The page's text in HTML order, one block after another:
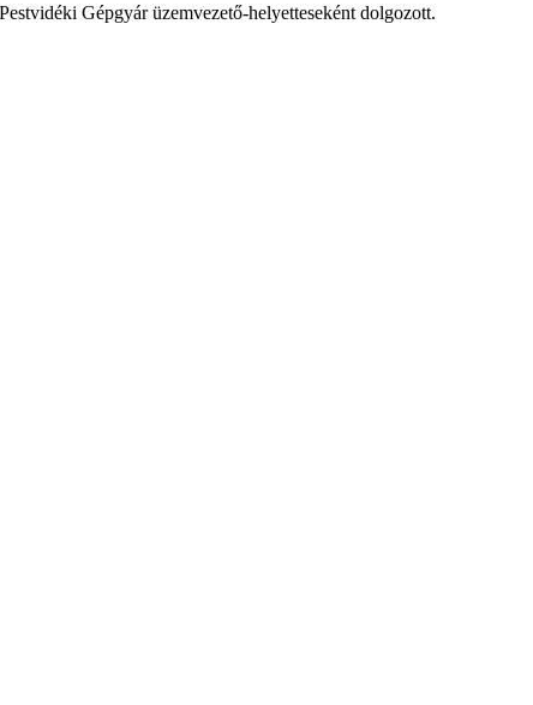
Gépgyár üzemvezető-helyetteseként dolgozott.